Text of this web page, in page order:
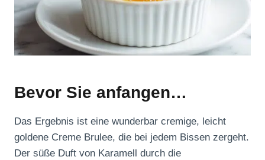
Bevor Sie anfangen…
Das Ergebnis ist eine wunderbar cremige, leicht
goldene Creme Brulee, die bei jedem Bissen zergeht.
Der süße Duft von Karamell durch die